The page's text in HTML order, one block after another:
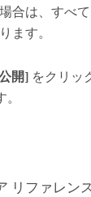
合は、すべ
ます。
開]をクリッ
リファレン